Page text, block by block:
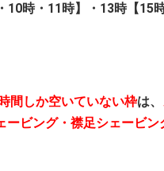
10時・11時】・13時【15
間しか空いていない枠は、
ービング・襟足シェービン